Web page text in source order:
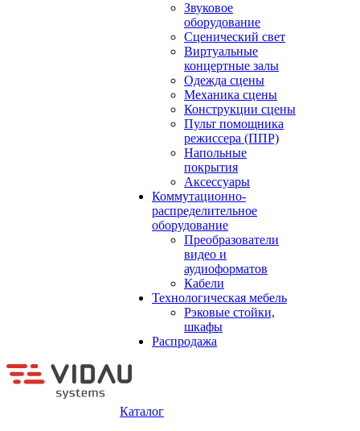
Звуковое
оборудование
Сценический свет
Виртуальные
концертные залы
Одежда сцены
Механика сцены
Конструкции сцены
Пульт помощника
режиссера (ППР)
Напольные
покрытия
Аксессуары
Коммутационно-
распределительное
оборудование
Преобразователи
видео и
аудиоформатов
Кабели
Технологическая мебель
Рэковые стойки,
шкафы
Распродажа
Каталог